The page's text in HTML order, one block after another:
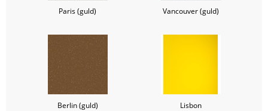
Paris (guld) Vancouver (guld)
Berlin (guld) Lisbon